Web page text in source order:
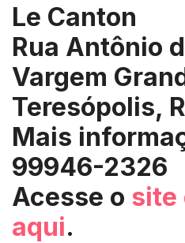
Le Canton
Rua Antônio
Vargem
Teresópolis,
Mais
99946-2326
Acesse o site
aqui.